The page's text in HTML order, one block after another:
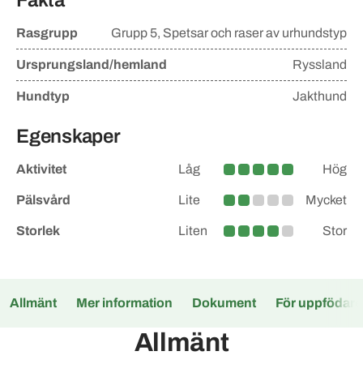
Rasgrupp Grupp 5, Spetsar och raser av urhundstyp
Ursprungsland/hemland Ryssland
Hundtyp Jakthund
Egenskaper
Aktivitet Låg
Hög
Hög
Pälsvård Lite
Lite större
Mycket
Storlek Liten
Medelstor
Stor
Allmänt Mer information Dokument För uppfödare
Allmänt